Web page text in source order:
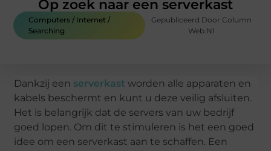
Op zoek naar een serverkast
Computers / Internet /
Searching
Gepubliceerd Door Column
Web.nl
Dankzij een serverkast worden alle apparaten en
kabels beschermt en kunt u deze veilig afsluiten.
Het is belangrijk dat de servers van uw bedrijf
goed lopen. Om dit te stimuleren is het een goed
idee om een serverkast aan te schaffen. Een